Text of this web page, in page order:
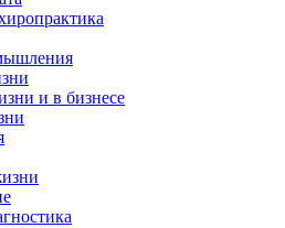
и в бизнесе